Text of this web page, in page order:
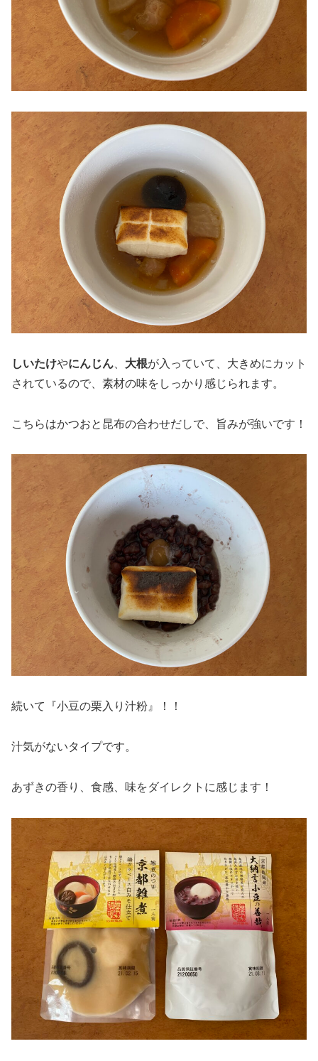
しいたけやにんじん 大根が入っていて、大きめにカット
されているので、素材の味をしっかり感じられます。
こちらはかつおと昆布の合わせだしで、旨みが強いです！
続いて『小豆の栗入り汁粉』！！
汁気がないタイプです。
あずきの香り、食感、味をダイレクトに感じます！